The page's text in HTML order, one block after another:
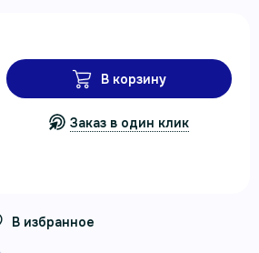
В корзину
Заказ в один клик
В избранное